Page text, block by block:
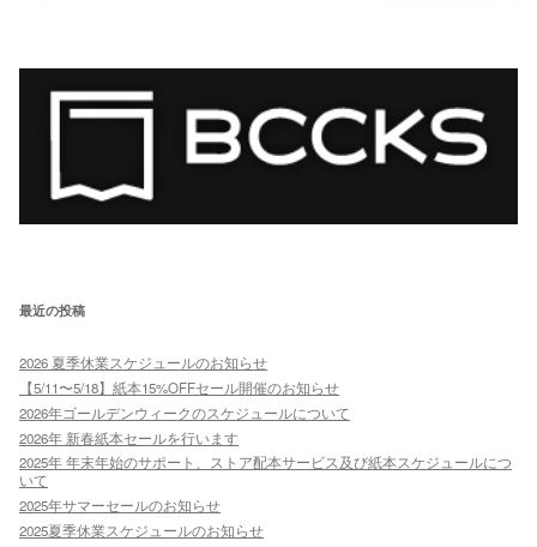
最近の投稿
2026 夏季休業スケジュールのお知らせ
【5/11〜5/18】紙本15%OFFセール開催のお知らせ
2026年ゴールデンウィークのスケジュールについて
2026年 新春紙本セールを行います
2025年 年末年始のサポート、ストア配本サービス及び紙本スケジュールにつ
いて
2025年サマーセールのお知らせ
2025夏季休業スケジュールのお知らせ